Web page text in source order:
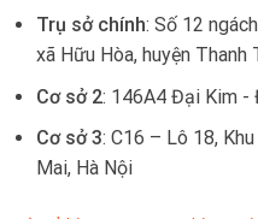
Trụ sở chính: Số 12
xã Hữu Hòa, huyện
Cơ sở 2: 146A4 Đại Kim -
Cơ sở 3: C16 – Lô 18,
Mai, Hà Nội